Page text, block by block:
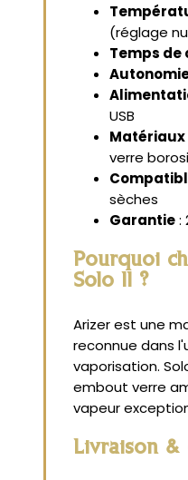
(réglage
Temps
USB
Matériaux
verre
sèches
Garantie:
Pourquoi
Solo II ?
Arizer est une
reconnue dans
vaporisation.
embout verre
vapeur
Livraison &